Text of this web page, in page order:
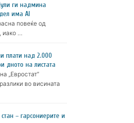
ги надмина
има AI
повеќе од
иако …
плати над 2.000
дното на листата
„Евростат“
во висината
– гарсониерите и